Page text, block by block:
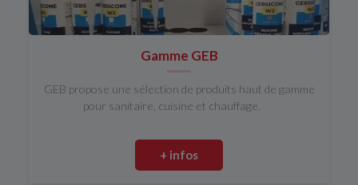
Gamme GEB
GEB propose une sélection de produits haut de gamme
pour sanitaire, cuisine et chauffage.
+ infos